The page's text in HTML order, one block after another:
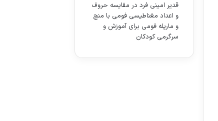
قدیر امینی فرددر مقایسه حروف
و اعداد مغناطیسی فومی با منچ
و مارپله فومی برای آموزش و
سرگرمی کودکان